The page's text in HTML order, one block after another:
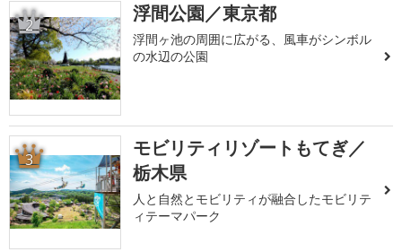
2 浮間公園／東京都
浮間ヶ池の周囲に広がる、風車がシンボル
の水辺の公園
3
モビリティリゾートもてぎ／
栃木県
人と自然とモビリティが融合したモビリテ
ィテーマパーク